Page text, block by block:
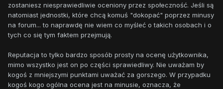
zostaniesz niesprawiedliwie oceniony przez społeczność. Jeśli są
natomiast jednostki, które chcą komuś "dokopać" poprzez minusy
na forum... to naprawdę nie wiem co myśleć o takich osobach i o
tych co się tym faktem przejmują.
Reputacja to tylko bardzo sposób prosty na ocenę użytkownika,
mimo wszystko jest on po części sprawiedliwy. Nie uważam by
kogoś z mniejszymi punktami uważać za gorszego. W przypadku
kogoś kogo ogólna ocena jest na minusie, oznacza, że